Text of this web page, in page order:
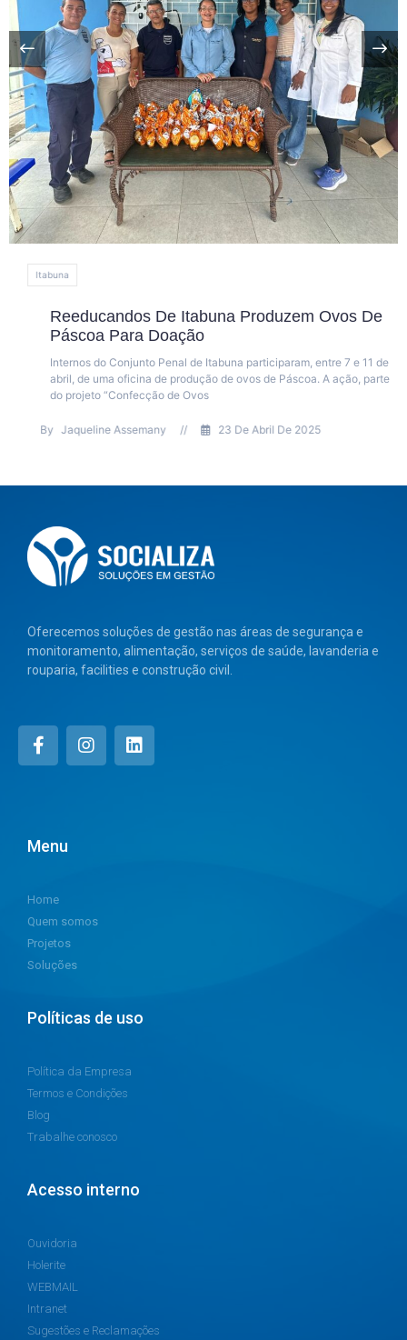
Itabuna
Reeducandos De Itabuna Produzem Ovos De
Páscoa Para Doação
Internos do Conjunto Penal de Itabuna participaram, entre 7 e 11 de
abril, de uma oficina de produção de ovos de Páscoa. A ação, parte
do projeto “Confecção de Ovos
Jaqueline Assemany 23 De Abril De 2025
Oferecemos soluções de gestão nas áreas de segurança e
monitoramento, alimentação, serviços de saúde, lavanderia e
rouparia, facilities e construção civil.
Menu
Home
Quem somos
Projetos
Soluções
Políticas de uso
Política da Empresa
Termos e Condições
Blog
Trabalhe conosco
Acesso interno
Ouvidoria
Holerite
WEBMAIL
Intranet
Sugestões e Reclamações